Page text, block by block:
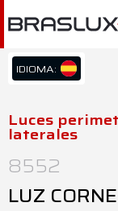
Home
Braslux
Aplicación
IDIOMA:
PT/BR
ES/ES
Luces
laterales
8552
LUZ